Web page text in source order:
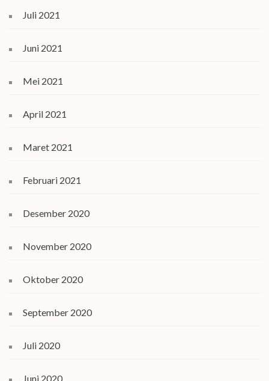
Juli 2021
Juni 2021
Mei 2021
April 2021
Maret 2021
Februari 2021
Desember 2020
November 2020
Oktober 2020
September 2020
Juli 2020
Juni 2020